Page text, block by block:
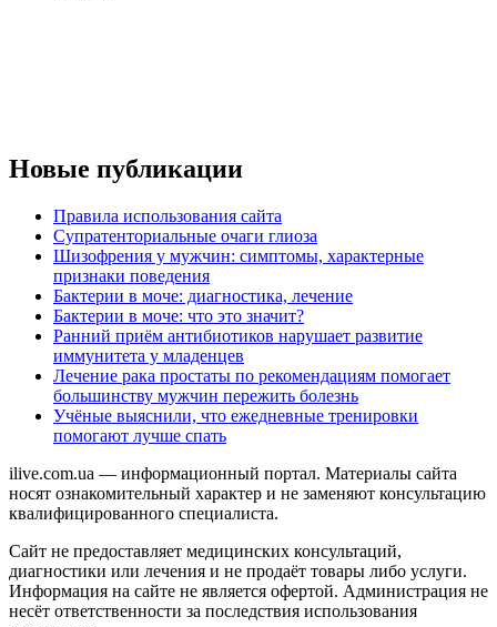
Новые публикации
Правила использования сайта
Супратенториальные очаги глиоза
Шизофрения у мужчин: симптомы, характерные
признаки поведения
Бактерии в моче: диагностика, лечение
Бактерии в моче: что это значит?
Ранний приём антибиотиков нарушает развитие
иммунитета у младенцев
Лечение рака простаты по рекомендациям помогает
большинству мужчин пережить болезнь
Учёные выяснили, что ежедневные тренировки
помогают лучше спать
ilive.com.ua — информационный портал. Материалы сайта
носят ознакомительный характер и не заменяют консультацию
квалифицированного специалиста.
Сайт не предоставляет медицинских консультаций,
диагностики или лечения и не продаёт товары либо услуги.
Информация на сайте не является офертой. Администрация не
несёт ответственности за последствия использования